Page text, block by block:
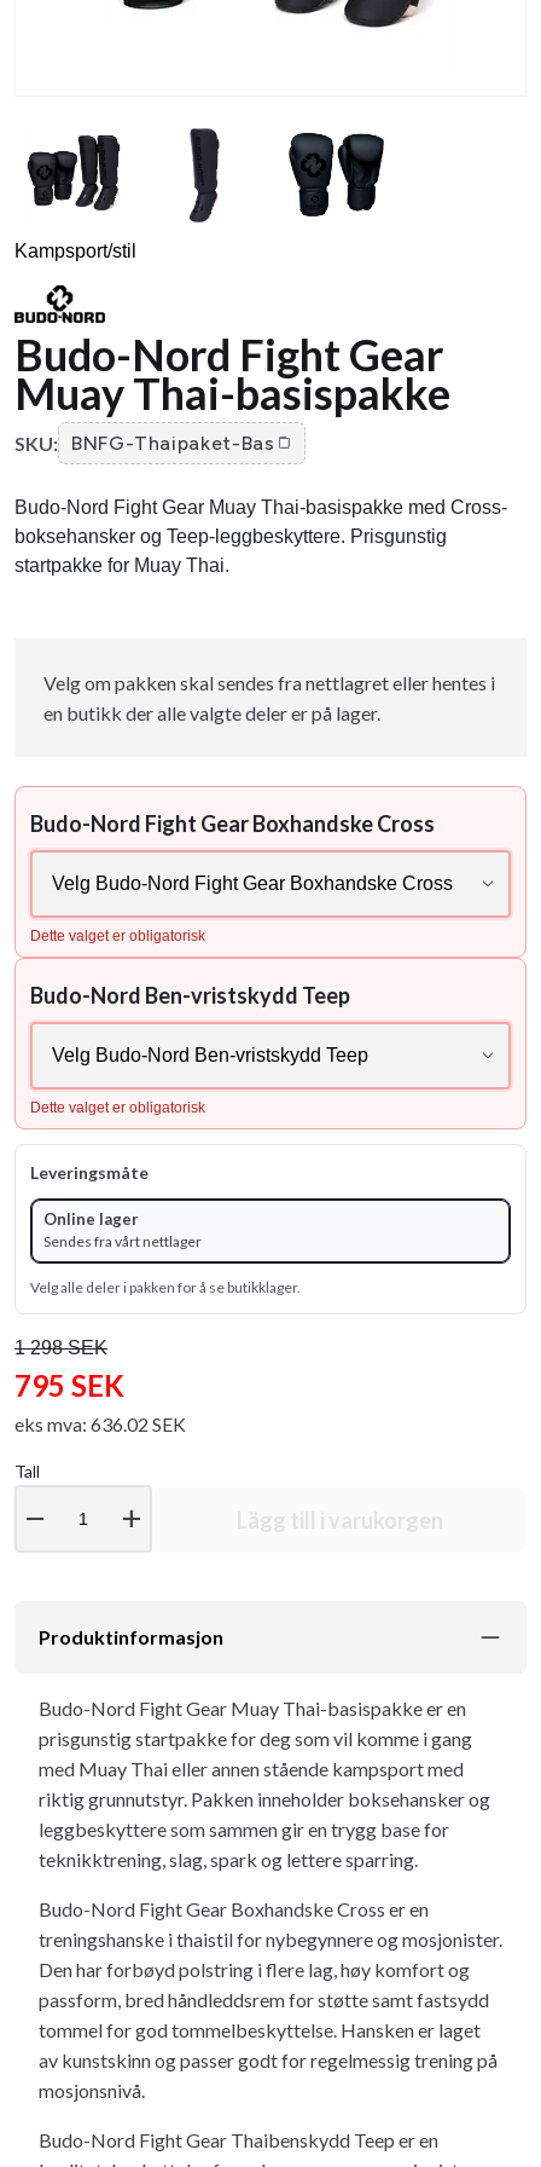
Kampsport/stil
Budo-Nord Fight Gear
Muay Thai-basispakke
SKU: BNFG-Thaipaket-Bas
Budo-Nord Fight Gear Muay Thai-basispakke med Cross-
boksehansker og Teep-leggbeskyttere. Prisgunstig
startpakke for Muay Thai.
Velg om pakken skal sendes fra nettlagret eller hentes i
en butikk der alle valgte deler er på lager.
Budo-Nord Fight Gear Boxhandske Cross
Dette valget er obligatorisk
Budo-Nord Ben-vristskydd Teep
Dette valget er obligatorisk
Leveringsmåte
Online lager
Sendes fra vårt nettlager
Velg alle deler i pakken for å se butikklager.
1 298 SEK
795 SEK
eks mva: 636.02 SEK
Tall
remove add Lägg till i varukorgen
Produktinformasjon
Budo-Nord Fight Gear Muay Thai-basispakke er en
prisgunstig startpakke for deg som vil komme i gang
med Muay Thai eller annen stående kampsport med
riktig grunnutstyr. Pakken inneholder boksehansker og
leggbeskyttere som sammen gir en trygg base for
teknikktrening, slag, spark og lettere sparring.
Budo-Nord Fight Gear Boxhandske Cross er en
treningshanske i thaistil for nybegynnere og mosjonister.
Den har forbøyd polstring i flere lag, høy komfort og
passform, bred håndleddsrem for støtte samt fastsydd
tommel for god tommelbeskyttelse. Hansken er laget
av kunstskinn og passer godt for regelmessig trening på
mosjonsnivå.
Budo-Nord Fight Gear Thaibenskydd Teep er en